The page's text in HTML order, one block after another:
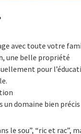
avec toute votre
une belle propriété
pour
un domaine bien précis
le sou”, “ric et rac”,